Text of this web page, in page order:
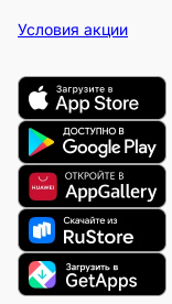
Условия акции